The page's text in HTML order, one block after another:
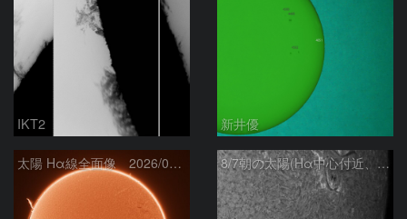
IKT2 新井優
太陽 Hα線全面像 2026/08/07 8/7朝の太陽(Hα中心付近、4498、4502付近)